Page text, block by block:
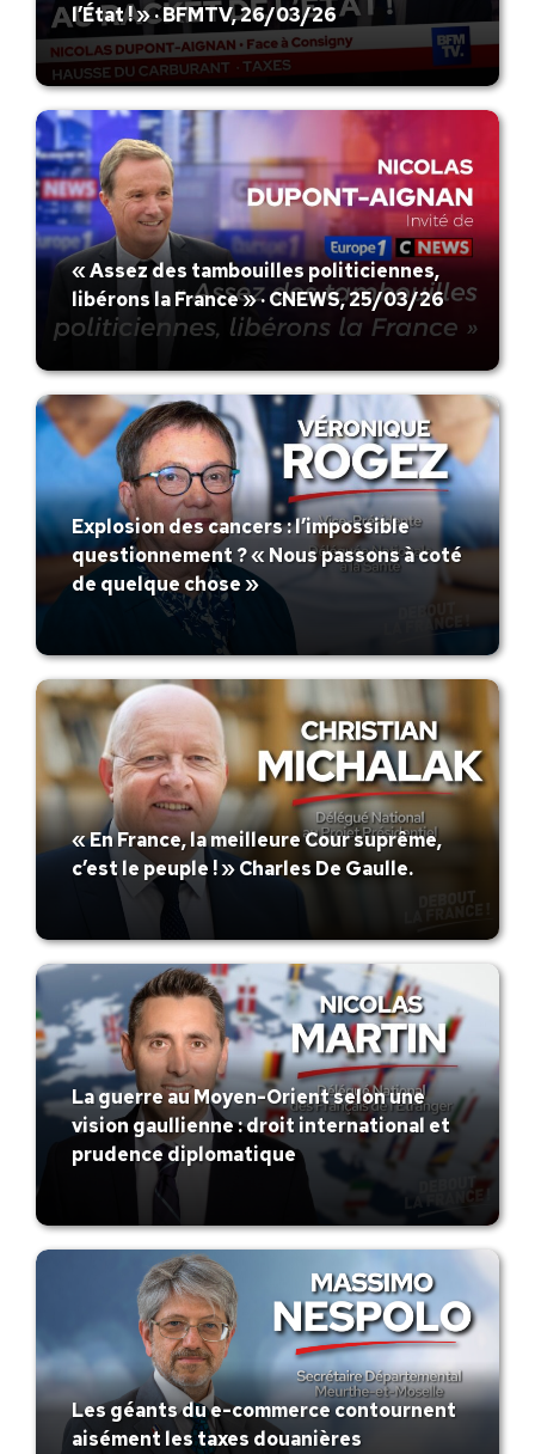
l’État ! » · BFMTV, 26/03/26
« Assez des tambouilles politiciennes,
libérons la France » · CNEWS, 25/03/26
Explosion des cancers : l’impossible
questionnement ? « Nous passons à coté
de quelque chose »
« En France, la meilleure Cour suprême,
c’est le peuple ! » Charles De Gaulle.
La guerre au Moyen-Orient selon une
vision gaullienne : droit international et
prudence diplomatique
Les géants du e-commerce contournent
aisément les taxes douanières